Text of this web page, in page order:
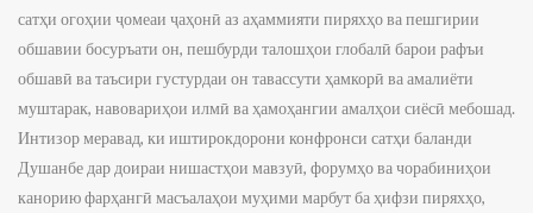
сатҳи огоҳии ҷомеаи ҷаҳонӣ аз аҳаммияти пиряхҳо ва пешгирии
обшавии босуръати он, пешбурди талошҳои глобалӣ барои рафъи
обшавӣ ва таъсири густурдаи он тавассути ҳамкорӣ ва амалиёти
муштарак, навовариҳои илмӣ ва ҳамоҳангии амалҳои сиёсӣ мебошад.
Интизор меравад, ки иштирокдорони конфронси сатҳи баланди
Душанбе дар доираи нишастҳои мавзуӣ, форумҳо ва чорабиниҳои
канорию фарҳангӣ масъалаҳои муҳими марбут ба ҳифзи пиряхҳо,